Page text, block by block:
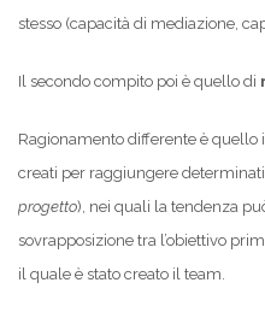
stesso (capacità di mediazione,
Il secondo compito poi è quello di
Ragionamento differente è
creati per raggiungere
progetto), nei quali la tendenza
sovrapposizione tra l’obiettivo
il quale è stato creato il team.